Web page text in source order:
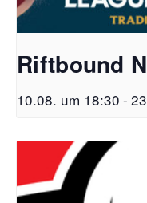
Riftbound
10.08. um 18:30 -